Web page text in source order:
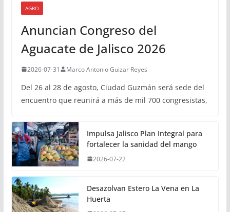
AGRO
Anuncian Congreso del
Aguacate de Jalisco 2026
2026-07-31 Marco Antonio Guizar Reyes
Del 26 al 28 de agosto, Ciudad Guzmán será sede del
encuentro que reunirá a más de mil 700 congresistas,
Impulsa Jalisco Plan Integral para
fortalecer la sanidad del mango
2026-07-22
Desazolvan Estero La Vena en La
Huerta